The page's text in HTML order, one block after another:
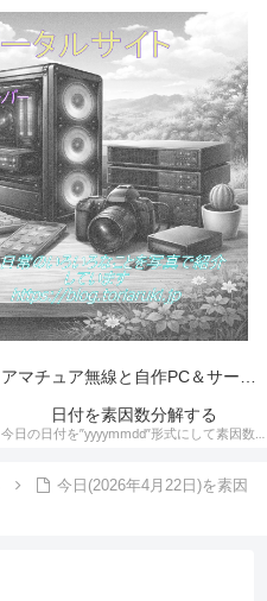
アマチュア無線と自作PC＆サーバー
日付を素因数分解する
今日の日付を”yyyymmdd”形式にして素因数分解します。そして素数とハーシャッド数の判定をします。
今日(2026年4月22日)を素因